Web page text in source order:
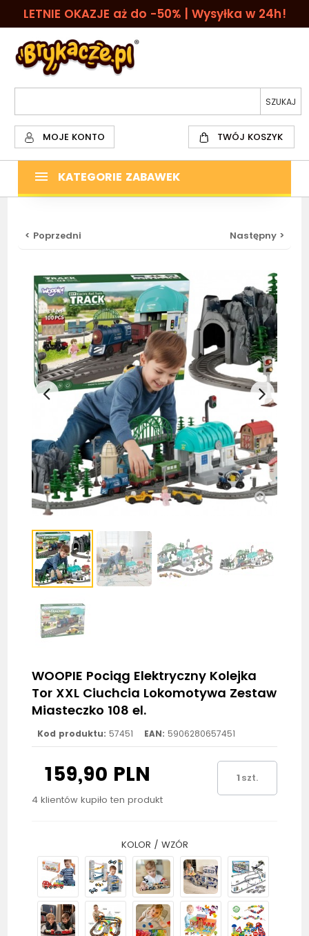
LETNIE OKAZJE aż do -50% | Wysyłka w 24h!
MOJE KONTO TWÓJ KOSZYK
KATEGORIE ZABAWEK
< Poprzedni Następny >
WOOPIE Pociąg Elektryczny Kolejka
Tor XXL Ciuchcia Lokomotywa Zestaw
Miasteczko 108 el.
Kod produktu: 57451 EAN: 5906280657451
159,90 PLN
4 klientów kupiło ten produkt
szt.
KOLOR / WZÓR